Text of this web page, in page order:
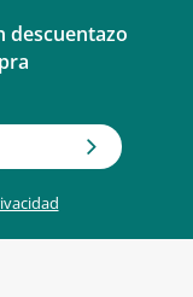
descuentazo